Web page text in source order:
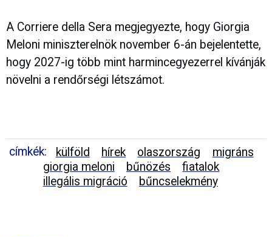
A Corriere della Sera megjegyezte, hogy Giorgia
Meloni miniszterelnök november 6-án bejelentette,
hogy 2027-ig több mint harmincegyezerrel kívánják
növelni a rendőrségi létszámot.
címkék: külföld hírek olaszország
migráns
giorgia meloni
bűnözés
fiatalok
illegális migráció
bűncselekmény